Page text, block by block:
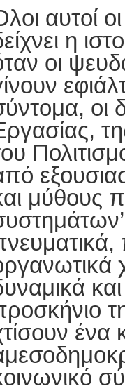
αυτοί
η
οι
οι
μύθους
ένα